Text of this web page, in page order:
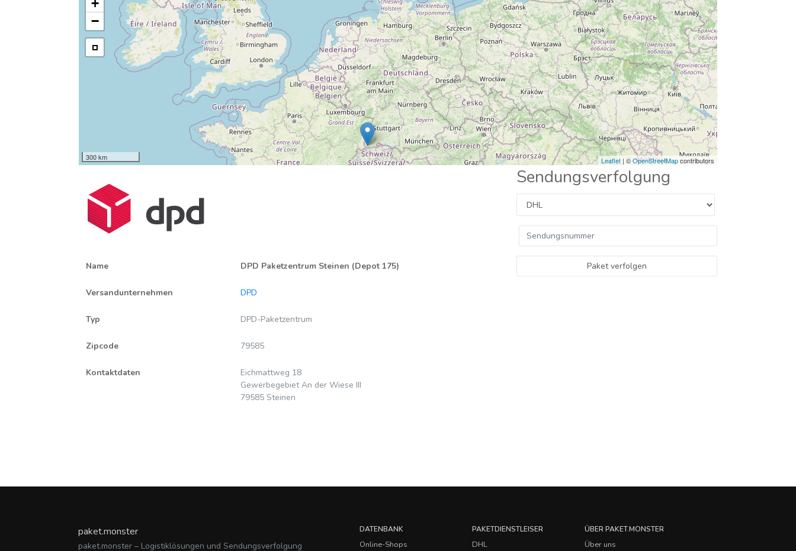
+
−
300 km Leaflet | ©OpenStreetMapcontributors
Name DPD Paketzentrum Steinen (Depot 175)
Versandunternehmen DPD
Typ DPD-Paketzentrum
Zipcode 79585
Kontaktdaten
Eichmattweg 18
Gewerbegebiet An der Wiese III
79585 Steinen
Sendungsverfolgung
Paket verfolgen
paket.monster
paket.monster – Logistiklösungen und Sendungsverfolgung
DATENBANK
Online-Shops
PAKETDIENSTLEISER
DHL
ÜBER PAKET.MONSTER
Über uns